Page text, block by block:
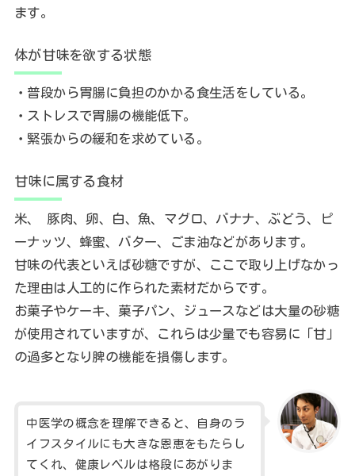
ます。
体が甘味を欲する状態
・普段から胃腸に負担のかかる食生活をしている。
・ストレスで胃腸の機能低下。
・緊張からの緩和を求めている。
甘味に属する食材
米、 豚肉、卵、白、魚、マグロ、バナナ、ぶどう、ピ
ーナッツ、蜂蜜、バター、ごま油などがあります。
甘味の代表といえば砂糖ですが、ここで取り上げなかっ
た理由は人工的に作られた素材だからです。
お菓子やケーキ、菓子パン、ジュースなどは大量の砂糖
が使用されていますが、これらは少量でも容易に「甘」
の過多となり脾の機能を損傷します。
中医学の概念を理解できると、自身のラ
イフスタイルにも大きな恩恵をもたらし
てくれ、健康レベルは格段にあがりま